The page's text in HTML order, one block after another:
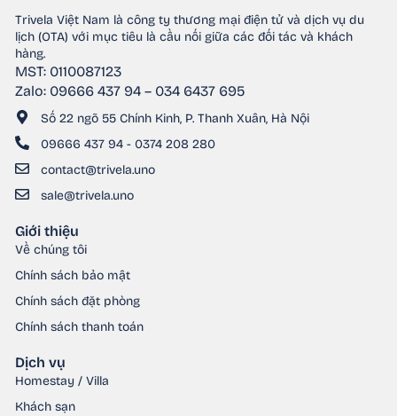
Trivela Việt Nam là công ty thương mại điện tử và dịch vụ du
lịch (OTA) với mục tiêu là cầu nối giữa các đối tác và khách
hàng.
MST: 0110087123
Zalo: 09666 437 94 – 034 6437 695
Số 22 ngõ 55 Chính Kinh, P. Thanh Xuân, Hà Nội
09666 437 94 - 0374 208 280
contact@trivela.uno
sale@trivela.uno
Giới thiệu
Về chúng tôi
Chính sách bảo mật
Chính sách đặt phòng
Chính sách thanh toán
Dịch vụ
Homestay / Villa
Khách sạn